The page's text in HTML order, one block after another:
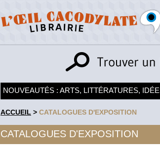
NOUVEAUTÉS : ARTS, LITTÉRATURES,
ACCUEIL > CATALOGUES D'EXPOSITION
CATALOGUES D'EXPOSITION